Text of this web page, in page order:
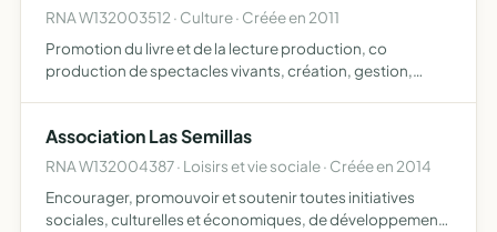
RNA W132003512 · Culture · Créée en 2011
Promotion du livre et de la lecture production, co
production de spectacles vivants, création, gestion,
musical, danse,…
Association Las Semillas
RNA W132004387 · Loisirs et vie sociale · Créée en 2014
Encourager, promouvoir et soutenir toutes initiatives
sociales, culturelles et économiques, de développement